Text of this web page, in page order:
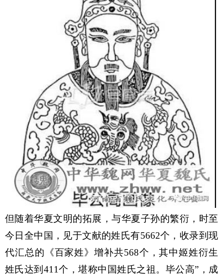
但随着华夏文明的拓展，与华夏子孙的繁衍，时至
今日全中国，见于文献的姓氏有5662个，收录到现
代汇总的《百家姓》增补共568个，其中姬姓衍生
姓氏达到411个，堪称中国姓氏之祖。毕公高”，成